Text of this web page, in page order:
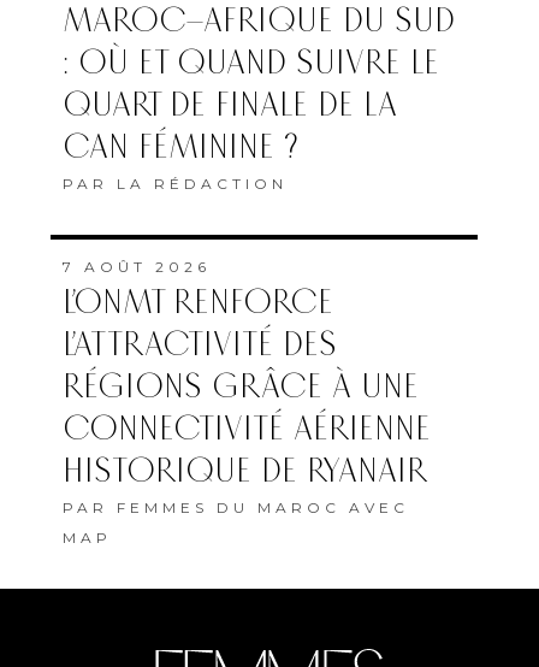
MAROC–AFRIQUE DU SUD
: OÙ ET QUAND SUIVRE LE
QUART DE FINALE DE LA
CAN FÉMININE ?
PAR LA RÉDACTION
7 AOÛT 2026
L’ONMT RENFORCE
L’ATTRACTIVITÉ DES
RÉGIONS GRÂCE À UNE
CONNECTIVITÉ AÉRIENNE
HISTORIQUE DE RYANAIR
PAR FEMMES DU MAROC AVEC
MAP